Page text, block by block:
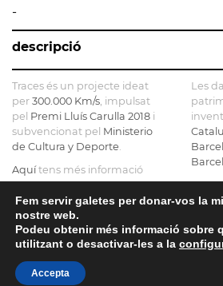
-
descripció
Traces és un projecte ideat
per 300.000 Km/s , impulsat
pel Premi Lluís Carulla 2018 i
subvencionat pel Ministerio
de Cultura y Deporte
Aquítens més informació
sobre el projecte
Si ens vols contactar pots fer-
ho a info@tracesmap.org
Les
El
, l'
Fem servir galetes per donar-vos la
nostre web.
Podeu obtenir més informació sobre
utilitzant o desactivar-les a la
Accepta